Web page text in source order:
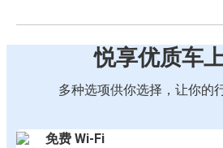
悦享优质车
多种选项供你选择，让你的
免费 Wi-Fi